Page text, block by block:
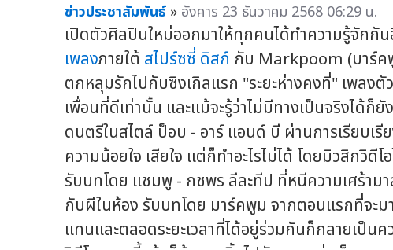
ข่าวประชาสัมพันธ์ » อังคาร 23 ธันวาคม 2568 06:29 น.
เปิดตัวศิลปินใหม่ออกมาให้ทุกคนได้ทำความรู้จักกั
เพลงภายใต้ สไปร์ซซี่ ดิสก์ กับ Markpoom (มาร์
ตกหลุมรักไปกับซิงเกิลแรก "ระยะห่างคงที่" เพลง
เพื่อนที่ดีเท่านั้น และแม้จะรู้ว่าไม่มีทางเป็นจริงได้
ดนตรีในสไตล์ ป็อบ - อาร์ แอนด์ บี ผ่านการเรียบ
ความน้อยใจ เสียใจ แต่ก็ทำอะไรไม่ได้ โดยมิวสิกวิ
รับบทโดย แชมพู - กชพร ลีละทีป ที่หนีความเศร้าม
กับผีในห้อง รับบทโดย มาร์คพูม จากตอนแรกที่จะ
แทนและตลอดระยะเวลาที่ได้อยู่ร่วมกันก็กลายเป็น